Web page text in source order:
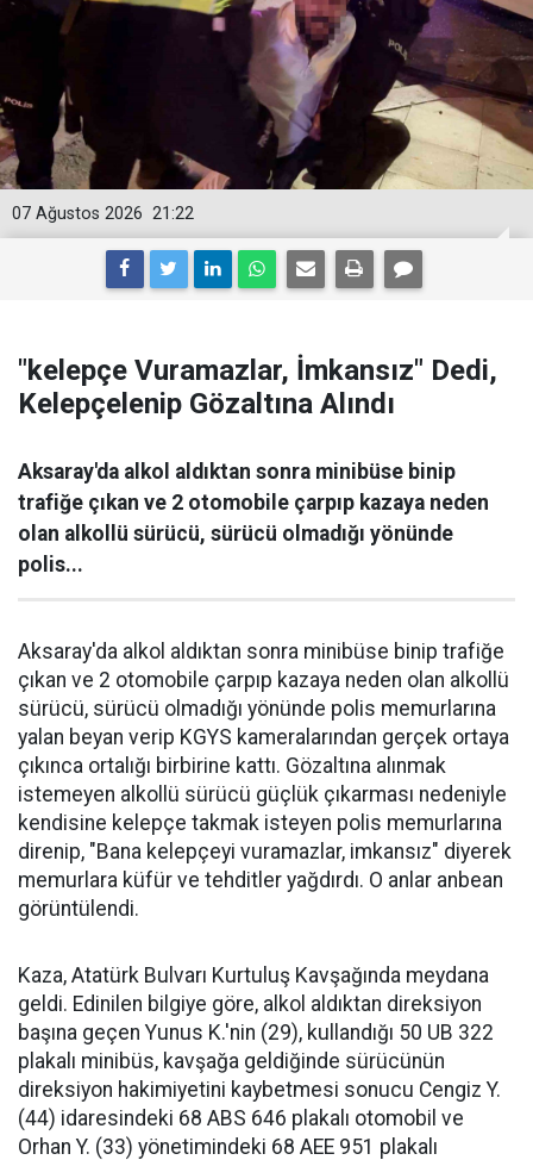
21:22
07 Ağustos 2026
"kelepçe Vuramazlar, İmkansız" Dedi,
Kelepçelenip Gözaltına Alındı
Aksaray'da alkol aldıktan sonra minibüse binip
trafiğe çıkan ve 2 otomobile çarpıp kazaya neden
olan alkollü sürücü, sürücü olmadığı yönünde
polis...
Aksaray'da alkol aldıktan sonra minibüse binip trafiğe
çıkan ve 2 otomobile çarpıp kazaya neden olan alkollü
sürücü, sürücü olmadığı yönünde polis memurlarına
yalan beyan verip KGYS kameralarından gerçek ortaya
çıkınca ortalığı birbirine kattı. Gözaltına alınmak
istemeyen alkollü sürücü güçlük çıkarması nedeniyle
kendisine kelepçe takmak isteyen polis memurlarına
direnip, "Bana kelepçeyi vuramazlar, imkansız" diyerek
memurlara küfür ve tehditler yağdırdı. O anlar anbean
görüntülendi.
Kaza, Atatürk Bulvarı Kurtuluş Kavşağında meydana
geldi. Edinilen bilgiye göre, alkol aldıktan direksiyon
başına geçen Yunus K.'nin (29), kullandığı 50 UB 322
plakalı minibüs, kavşağa geldiğinde sürücünün
direksiyon hakimiyetini kaybetmesi sonucu Cengiz Y.
(44) idaresindeki 68 ABS 646 plakalı otomobil ve
Orhan Y. (33) yönetimindeki 68 AEE 951 plakalı